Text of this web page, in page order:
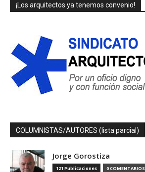
¡Los arquitectos ya tenemos convenio!
COLUMNISTAS/AUTORES (lista parcial)
Jorge Gorostiza
121 Publicaciones 0 COMENTARIOS